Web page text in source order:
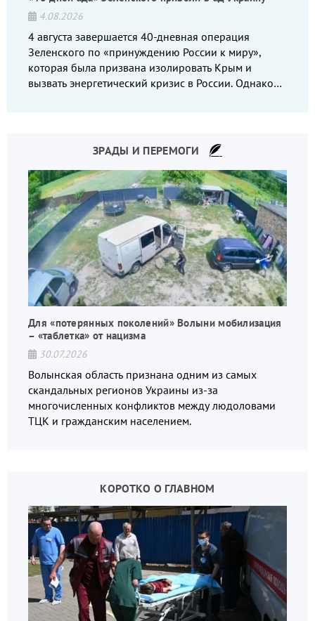
4.08.2026
4 августа завершается 40-дневная операция
Зеленского по «принуждению России к миру»,
которая была призвана изолировать Крым и
вызвать энергетический кризис в России. Однако
ЗРАДЫ И ПЕРЕМОГИ
Для «потерянных поколений» Волыни мобилизация
– «таблетка» от нацизма
30.07.2026
Волынская область признана одним из самых
скандальных регионов Украины из-за
многочисленных конфликтов между людоловами
ТЦК и гражданским населением.
КОРОТКО О ГЛАВНОМ